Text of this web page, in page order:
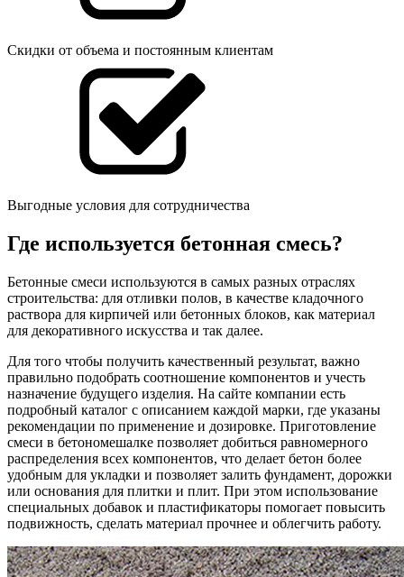
Скидки от объема и постоянным клиентам
Выгодные условия для сотрудничества
Где используется бетонная смесь?
Бетонные смеси используются в самых разных отраслях
строительства: для отливки полов, в качестве кладочного
раствора для кирпичей или бетонных блоков, как материал
для декоративного искусства и так далее.
Для того чтобы получить качественный результат, важно
правильно подобрать соотношение компонентов и учесть
назначение будущего изделия. На сайте компании есть
подробный каталог с описанием каждой марки, где указаны
рекомендации по применение и дозировке. Приготовление
смеси в бетономешалке позволяет добиться равномерного
распределения всех компонентов, что делает бетон более
удобным для укладки и позволяет залить фундамент, дорожки
или основания для плитки и плит. При этом использование
специальных добавок и пластификаторы помогает повысить
подвижность, сделать материал прочнее и облегчить работу.